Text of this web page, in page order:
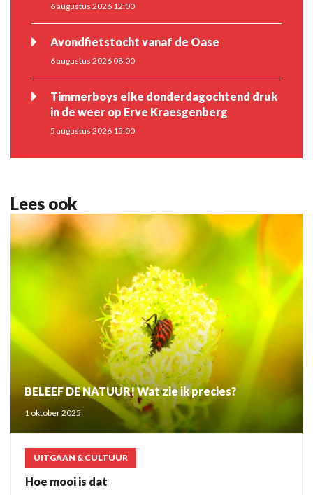
6 augustus 2026 12:00
Avondfietstocht vanaf de Oase
6 augustus 2026 08:00
Timmerboys elke donderdagochtend druk
in de weer op Erve Kraesgenberg
5 augustus 2026 15:00
Lees ook
BELEEF DE NATUUR! Wat zie ik precies?
1 oktober 2025
UITGAAN & CULTUUR
Hoe mooi is dat